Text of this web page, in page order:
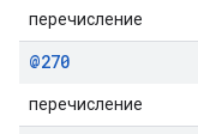
перечисление
@270
перечисление